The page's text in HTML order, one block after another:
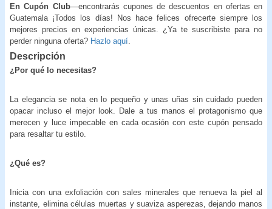
En Cupón Club—encontrarás cupones de descuentos en ofertas en
Guatemala ¡Todos los días! Nos hace felices ofrecerte siempre los
mejores precios en experiencias únicas. ¿Ya te suscribiste para no
perder ninguna oferta? Hazlo aquí
Descripción
¿Por qué lo necesitas?
La elegancia se nota en lo pequeño y unas uñas sin cuidado pueden
opacar incluso el mejor look. Dale a tus manos el protagonismo que
merecen y luce impecable en cada ocasión con este cupón pensado
para resaltar tu estilo.
¿Qué es?
Inicia con una exfoliación con sales minerales que renueva la piel al
instante, elimina células muertas y suaviza asperezas, dejando manos